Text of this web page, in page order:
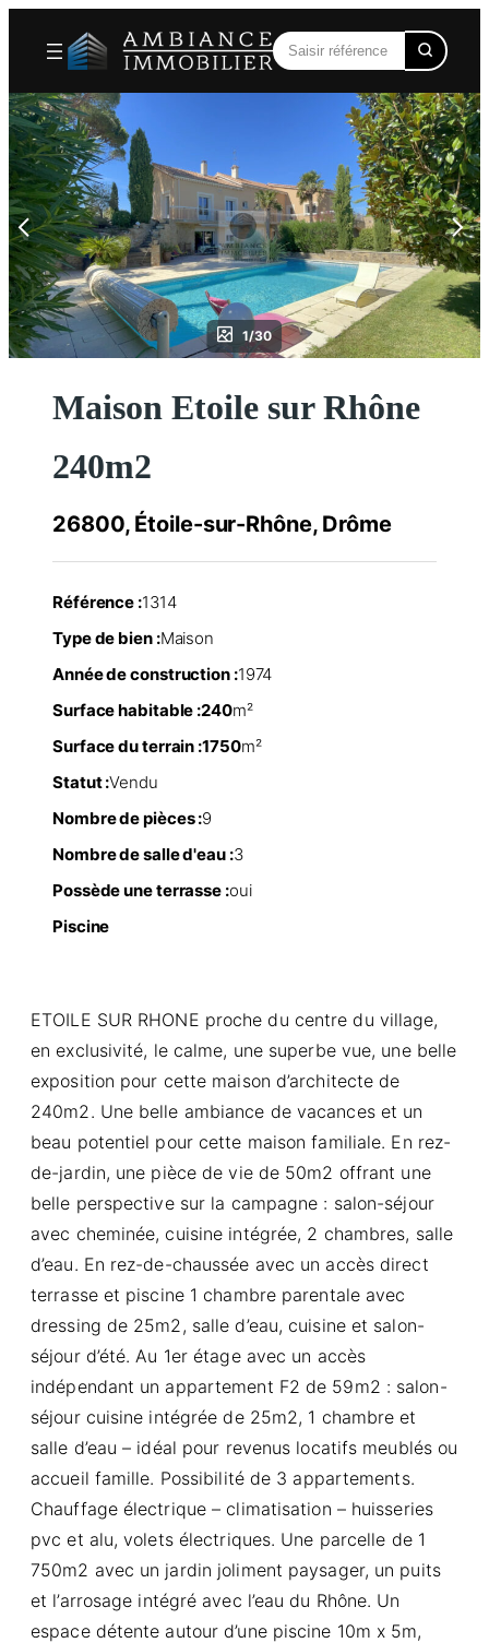
contenu
1/30
Maison Etoile sur Rhône
240m2
26800, Étoile-sur-Rhône, Drôme
Référence :1314
Type de bien :Maison
Année de construction :1974
Surface habitable :240m²
Surface du terrain :1750m²
Statut :Vendu
Nombre de pièces :9
Nombre de salle d'eau :3
Possède une terrasse :oui
Piscine
ETOILE SUR RHONE proche du centre du village,
en exclusivité, le calme, une superbe vue, une belle
exposition pour cette maison d’architecte de
240m2. Une belle ambiance de vacances et un
beau potentiel pour cette maison familiale. En rez-
de-jardin, une pièce de vie de 50m2 offrant une
belle perspective sur la campagne : salon-séjour
avec cheminée, cuisine intégrée, 2 chambres, salle
d’eau. En rez-de-chaussée avec un accès direct
terrasse et piscine 1 chambre parentale avec
dressing de 25m2, salle d’eau, cuisine et salon-
séjour d’été. Au 1er étage avec un accès
indépendant un appartement F2 de 59m2 : salon-
séjour cuisine intégrée de 25m2, 1 chambre et
salle d’eau – idéal pour revenus locatifs meublés ou
accueil famille. Possibilité de 3 appartements.
Chauffage électrique – climatisation – huisseries
pvc et alu, volets électriques. Une parcelle de 1
750m2 avec un jardin joliment paysager, un puits
et l’arrosage intégré avec l’eau du Rhône. Un
espace détente autour d’une piscine 10m x 5m,